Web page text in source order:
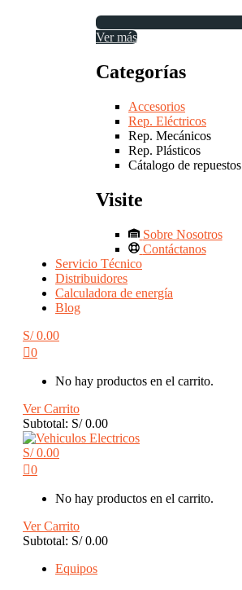
Ver más
Categorías
Accesorios
Rep. Eléctricos
Rep. Mecánicos
Rep. Plásticos
Cátalogo de repuestos
Visite
Sobre Nosotros
Contáctanos
Servicio Técnico
Distribuidores
Calculadora de energía
Blog
S/0.00
0
No hay productos en el carrito.
Ver Carrito
Subtotal: S/0.00
S/0.00
0
No hay productos en el carrito.
Ver Carrito
Subtotal: S/0.00
Equipos